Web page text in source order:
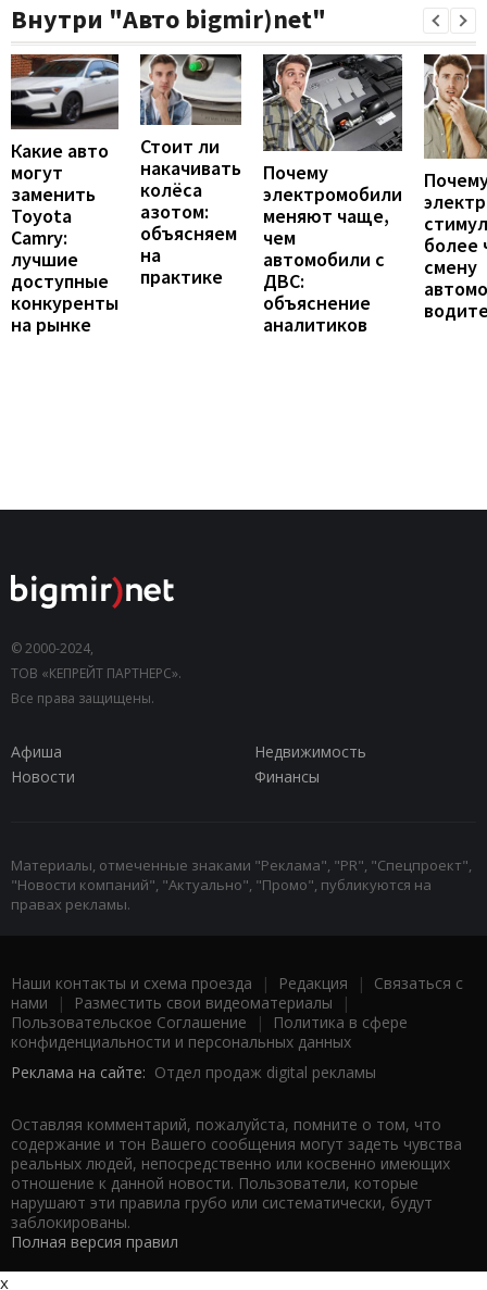
Внутри "Авто bigmir)net"
Какие авто
могут
заменить
Toyota
Camry:
лучшие
доступные
конкуренты
на рынке
Стоит ли
накачивать
колёса
азотом:
объясняем
на
практике
Почему
электромобили
меняют чаще,
чем
автомобили с
ДВС:
объяснение
аналитиков
более
смену
© 2000-2024,
ТОВ «КЕПРЕЙТ ПАРТНЕРС».
Все права защищены.
Афиша
Недвижимость
Новости
Финансы
Материалы, отмеченные знаками "Реклама", "PR", "Спецпроект",
"Новости компаний", "Актуально", "Промо", публикуются на
правах рекламы.
Наши контакты и схема проезда | Редакция | Связаться с
нами | Разместить свои видеоматериалы |
Пользовательское Соглашение |
Политика в сфере
конфиденциальности и персональных данных
Реклама на сайте: Отдел продаж digital рекламы
Оставляя комментарий, пожалуйста, помните о том, что
содержание и тон Вашего сообщения могут задеть чувства
реальных людей, непосредственно или косвенно имеющих
отношение к данной новости. Пользователи, которые
нарушают эти правила грубо или систематически, будут
заблокированы.
Полная версия правил
x